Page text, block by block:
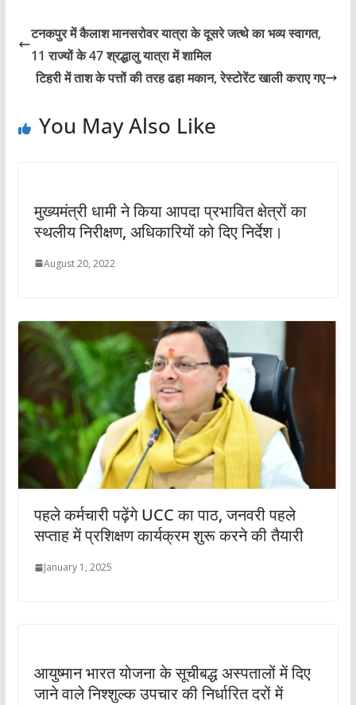
टनकपुर में कैलाश मानसरोवर यात्रा के दूसरे जत्थे का भव्य स्वागत,
11 राज्यों के 47 श्रद्धालु यात्रा में शामिल
टिहरी में ताश के पत्तों की तरह ढहा मकान, रेस्टोरेंट खाली कराए गए
You May Also Like
मुख्यमंत्री धामी ने किया आपदा प्रभावित क्षेत्रों का
स्थलीय निरीक्षण, अधिकारियों को दिए निर्देश।
August 20, 2022
पहले कर्मचारी पढ़ेंगे UCC का पाठ, जनवरी पहले
सप्ताह में प्रशिक्षण कार्यक्रम शुरू करने की तैयारी
January 1, 2025
आयुष्मान भारत योजना के सूचीबद्ध अस्पतालों में दिए
जाने वाले निश्शुल्क उपचार की निर्धारित दरों में